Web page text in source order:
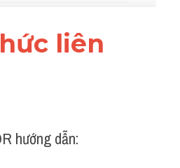
liên
hướng dẫn: